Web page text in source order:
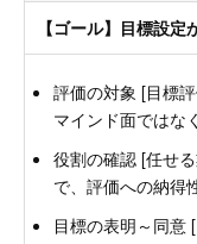
【ゴール】目標設
評価の対象 [目標
マインド面ではな
役割の確認 [任せ
で、評価への納得
目標の表明～同意